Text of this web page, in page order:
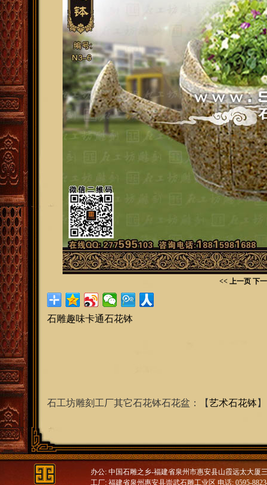
<< 上一页 下
石雕趣味卡通石花钵
石工坊雕刻工厂其它石花钵石花盆：【艺术石花钵
办公: 中国石雕之乡-福建省泉州市惠安县山霞远太大厦
工厂: 福建省泉州惠安县崇武石雕工业区 电话: 0595-